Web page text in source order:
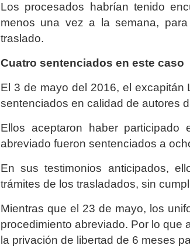
Los procesados habrían tenido
menos una vez a la semana,
traslado.
Cuatro sentenciados en este caso
El 3 de mayo del 2016, el excapitán
sentenciados en calidad de autores
Ellos aceptaron haber
abreviado fueron sentenciados a
En sus testimonios anticipados,
trámites de los trasladados, sin
Mientras que el 23 de mayo, los
procedimiento abreviado. Por lo que
la privación de libertad de 6 meses